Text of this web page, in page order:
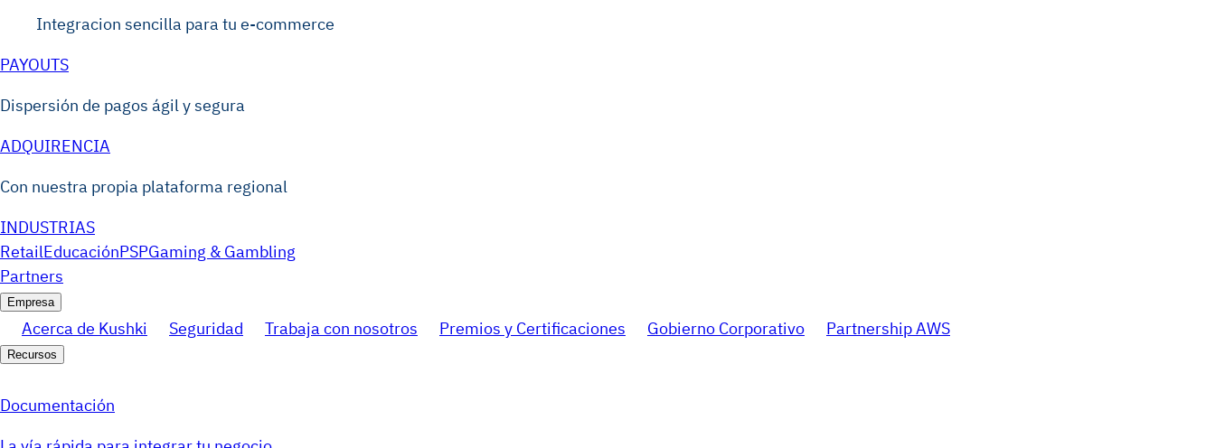
Integracion sencilla para tu e-commerce
PAYOUTS
Dispersión de pagos ágil y segura
ADQUIRENCIA
Con nuestra propia plataforma regional
INDUSTRIAS
RetailEducaciónPSPGaming & Gambling
Partners
Empresa
Acerca de Kushki Seguridad Trabaja con nosotros Premios y Certificaciones Gobierno Corporativo Partnership AWS
Recursos
Documentación